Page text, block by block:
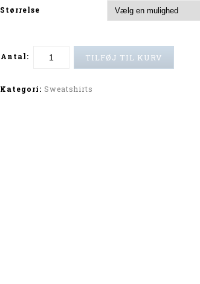
Størrelse
Antal: TILFØJ TIL KURV
Kategori: Sweatshirts